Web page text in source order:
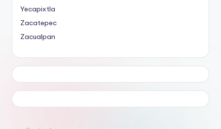
Yecapixtla
Zacatepec
Zacualpan